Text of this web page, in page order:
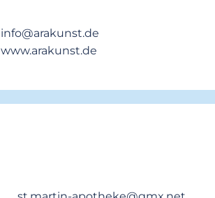
info@arakunst.de
www.arakunst.de